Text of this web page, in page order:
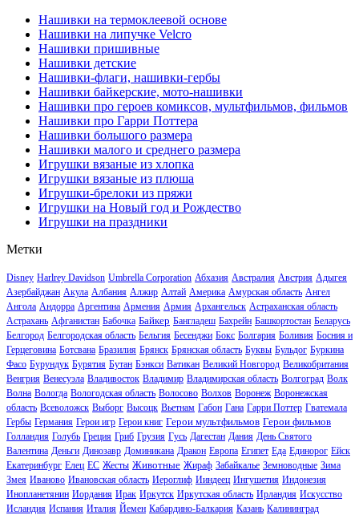
Нашивки на термоклеевой основе
Нашивки на липучке Velcro
Нашивки пришивные
Нашивки детские
Нашивки-флаги, нашивки-гербы
Нашивки байкерские, мото-нашивки
Нашивки про героев комиксов, мультфильмов, фильмов
Нашивки про Гарри Поттера
Нашивки большого размера
Нашивки малого и среднего размера
Игрушки вязаные из хлопка
Игрушки вязаные из плюша
Игрушки-брелоки из пряжи
Игрушки на Новый год и Рождество
Игрушки на праздники
Метки
Disney Harlrey Davidson Umbrella Corporation Абхазия Австралия Австрия Адыгея
Азербайджан Акула Албания Алжир Алтай Америка Амурская область Ангел
Ангола Андорра Аргентина Армения Армия Архангельск Астраханская область
Астрахань Афганистан Бабочка Байкер Бангладеш Бахрейн Башкортостан Беларусь
Белгород Белгородская область Бельгия Бесенджи Бокс Болгария Боливия Босния и
Герцеговина Ботсвана Бразилия Брянск Брянская область Буквы Бульдог Буркина
Фасо Бурундук Бурятия Бутан Бэнкси Ватикан Великий Новгород Великобритания
Венгрия Венесуэла Владивосток Владимир Владимирская область Волгоград Волк
Волна Вологда Вологодская область Волосово Волхов Воронеж Воронежская
область Всеволожск Выборг Высоцк Вьетнам Габон Гана Гарри Поттер Гватемала
Гербы Германия Герои игр Герои книг Герои мультфильмов Герои фильмов
Голландия Голубь Греция Гриб Грузия Гусь Дагестан Дания День Святого
Валентина Деньги Динозавр Доминикана Дракон Европа Египет Еда Единорог Ейск
Екатеринбург Елец ЕС Жесты Животные Жираф Забайкалье Земноводные Зима
Змея Иваново Ивановская область Иероглиф Ииндеец Ингушетия Индонезия
Инопланетянин Иордания Ирак Иркутск Иркутская область Ирландия Искусство
Исландия Испания Италия Йемен Кабардино-Балкария Казань Калининград